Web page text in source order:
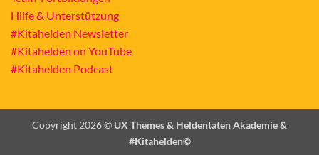
Hilfe & Unterstützung
#Kitahelden Newsletter
#Kitahelden on YouTube
#Kitahelden Podcast
Copyright 2026 © UX Themes & Heldentaten Akademie &
#Kitahelden©